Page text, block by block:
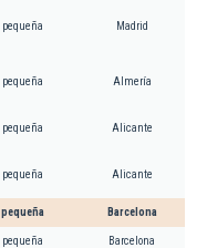
pequeña Madrid
pequeña Almería
pequeña Alicante
pequeña Alicante
pequeña Barcelona
pequeña Barcelona